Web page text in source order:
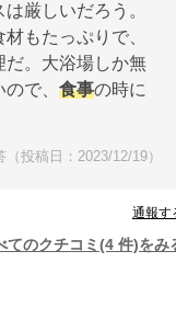
厳しいだろう。
もたっぷりで、
だ。大浴場しか無
で、 食事の時に
投稿日：2023/12/19）
通報す
てのクチコミ(4 件)をみ